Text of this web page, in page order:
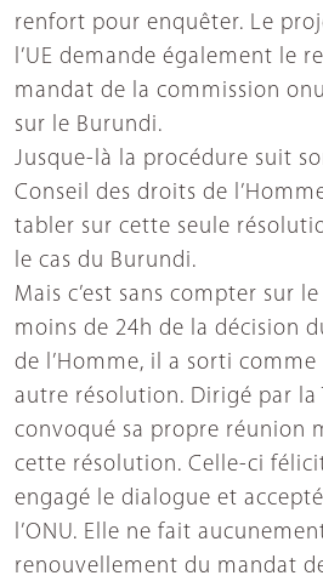
renfort pour enquêter. Le
l’UE demande également le
mandat de la commission
sur le Burundi.
Jusque-là la procédure suit
Conseil des droits de
tabler sur cette seule
le cas du Burundi.
Mais c’est sans compter sur
moins de 24h de la décision
de l’Homme, il a sorti
autre résolution. Dirigé par la
convoqué sa propre réunion
cette résolution. Celle-ci
engagé le dialogue et
l’ONU. Elle ne fait
renouvellement du mandat